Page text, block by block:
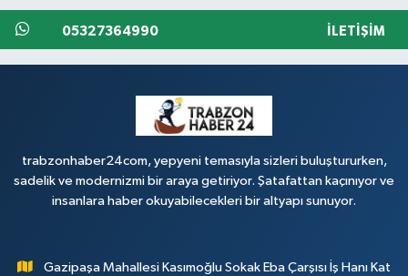
05327364990 İLETIŞIM
trabzonhaber24com, yepyeni temasıyla sizleri buluştururken,
sadelik ve modernizmi bir araya getiriyor. Şatafattan kaçınıyor ve
insanlara haber okuyabilecekleri bir altyapı sunuyor.
Gazipaşa Mahallesi Kasımoğlu Sokak Eba Çarşısı İş Hanı Kat